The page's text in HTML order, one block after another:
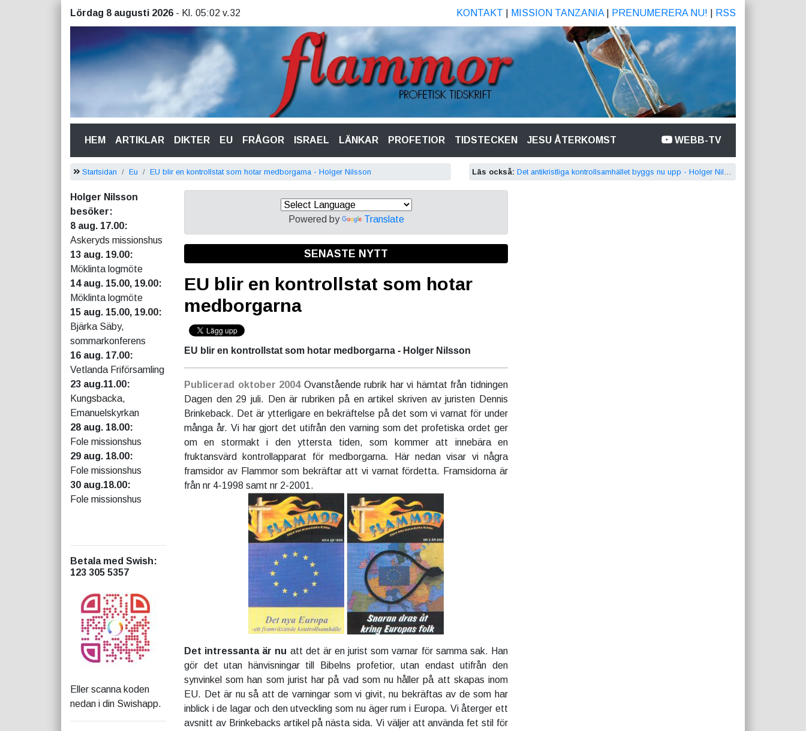
Lördag 8 augusti 2026 - Kl. 05:02 v.32 KONTAKT MISSION TANZANIA| PRENUMERERA NU! RSS
HEM(CURRENT)
ARTIKLAR DIKTER EU FRÅGOR ISRAEL LÄNKAR PROFETIOR TIDSTECKEN JESU ÅTERKOMST WEBB-TV
Startsidan Eu EU blir en kontrollstat som hotar medborgarna - Holger Nilsson Läs också: Det antikristliga kontrollsamhället byggs nu upp - Holger Nilsson
Holger Nilsson
besöker:
8 aug. 17.00:
Askeryds missionshus
13 aug. 19.00:
Möklinta logmöte
14 aug. 15.00, 19.00:
Möklinta logmöte
15 aug. 15.00, 19.00:
Bjärka Säby,
sommarkonferens
16 aug. 17.00:
Vetlanda Friförsamling
23 aug.11.00:
Kungsbacka,
Emanuelskyrkan
28 aug. 18.00:
Fole missionshus
29 aug. 18.00:
Fole missionshus
30 aug.18.00:
Fole missionshus
Betala med Swish:
123 305 5357
Eller scanna koden
nedan i din Swishapp.
Powered by Translate
SENASTE NYTT
EU blir en kontrollstat som hotar
medborgarna
EU blir en kontrollstat som hotar medborgarna - Holger Nilsson
Publicerad oktober 2004 Ovanstående rubrik har vi hämtat från tidningen
Dagen den 29 juli. Den är rubriken på en artikel skriven av juristen Dennis
Brinkeback. Det är ytterligare en bekräftelse på det som vi varnat för under
många år. Vi har gjort det utifrån den varning som det profetiska ordet ger
om en stormakt i den yttersta tiden, som kommer att innebära en
fruktansvärd kontrollapparat för medborgarna. Här nedan visar vi några
framsidor av Flammor som bekräftar att vi varnat fördetta. Framsidorna är
från nr 4-1998 samt nr 2-2001.
Det intressanta är nu att det är en jurist som varnar för samma sak. Han
gör det utan hänvisningar till Bibelns profetior, utan endast utifrån den
synvinkel som han som jurist har på vad som nu håller på att skapas inom
EU. Det är nu så att de varningar som vi givit, nu bekräftas av de som har
inblick i de lagar och den utveckling som nu äger rum i Europa. Vi återger ett
avsnitt av Brinkebacks artikel på nästa sida. Vi väljer att använda fet stil för